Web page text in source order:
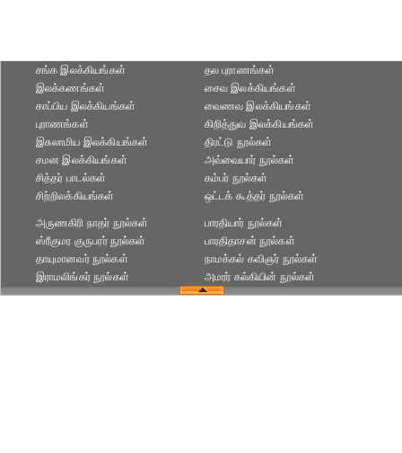
சங்க இலக்கியங்கள்
இலக்கணங்கள்
காப்பிய இலக்கியங்கள்
புராணங்கள்
தல புராணங்கள்
சைவ இலக்கியங்கள்
வைணவ இலக்கியங்கள்
கிறித்துவ இலக்கியங்கள்
இசுலாமிய இலக்கியங்கள்
சமன இலக்கியங்கள்
சித்தர் பாடல்கள்
சிற்றிலக்கியங்கள்
திரட்டு நூல்கள்
அவ்வையார் நூல்கள்
கம்பர் நூல்கள்
ஒட்டக் கூத்தர் நூல்கள்
அருணகிரி நாதர் நூல்கள்
ஸ்ரீகுமர குருபரர் நூல்கள்
தாயுமானவர் நூல்கள்
இராமலிங்கர் நூல்கள்
பாரதியார் நூல்கள்
பாரதிதாசன் நூல்கள்
நாமக்கல் கவிஞர் நூல்கள்
அமரர் கல்கியின் நூல்கள்